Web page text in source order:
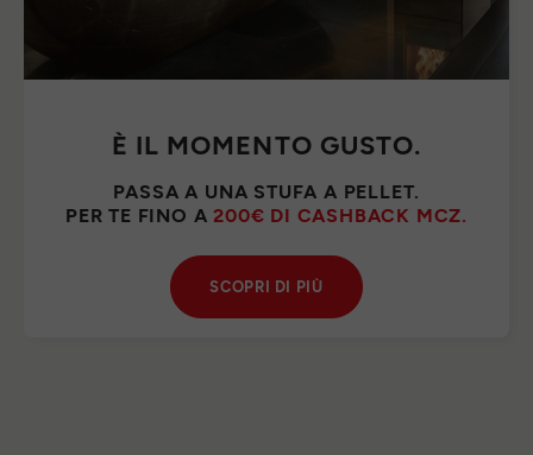
È IL MOMENTO GUSTO.
PASSA A UNA STUFA A PELLET.
PER TE FINO A200€ DI CASHBACK MCZ.
SCOPRI DI PIÙ